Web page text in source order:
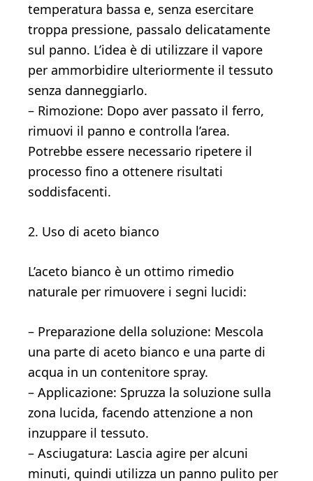
temperatura bassa e, senza esercitare
troppa pressione, passalo delicatamente
sul panno. L’idea è di utilizzare il vapore
per ammorbidire ulteriormente il tessuto
senza danneggiarlo.
– Rimozione: Dopo aver passato il ferro,
rimuovi il panno e controlla l’area.
Potrebbe essere necessario ripetere il
processo fino a ottenere risultati
soddisfacenti.
2. Uso di aceto bianco
L’aceto bianco è un ottimo rimedio
naturale per rimuovere i segni lucidi:
– Preparazione della soluzione: Mescola
una parte di aceto bianco e una parte di
acqua in un contenitore spray.
– Applicazione: Spruzza la soluzione sulla
zona lucida, facendo attenzione a non
inzuppare il tessuto.
– Asciugatura: Lascia agire per alcuni
minuti, quindi utilizza un panno pulito per